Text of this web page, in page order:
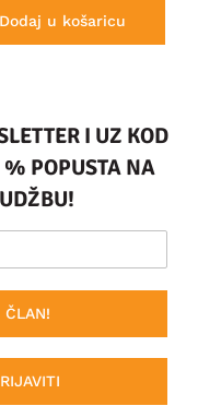
Dodaj u košaricu
I UZ KOD
POPUSTA NA
ČLAN!